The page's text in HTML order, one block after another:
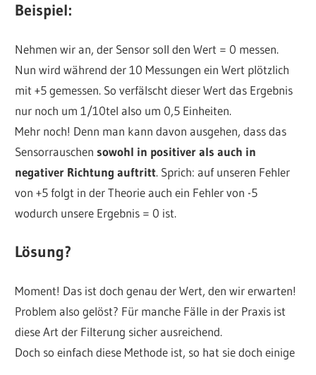
Beispiel:
Nehmen wir an, der Sensor soll den Wert = 0 messen.
Nun wird während der 10 Messungen ein Wert plötzlich
mit +5 gemessen. So verfälscht dieser Wert das Ergebnis
nur noch um 1/10tel also um 0,5 Einheiten.
Mehr noch! Denn man kann davon ausgehen, dass das
Sensorrauschen sowohl in positiver als auch in
negativer Richtung auftritt. Sprich: auf unseren Fehler
von +5 folgt in der Theorie auch ein Fehler von -5
wodurch unsere Ergebnis = 0 ist.
Lösung?
Moment! Das ist doch genau der Wert, den wir erwarten!
Problem also gelöst? Für manche Fälle in der Praxis ist
diese Art der Filterung sicher ausreichend.
Doch so einfach diese Methode ist, so hat sie doch einige